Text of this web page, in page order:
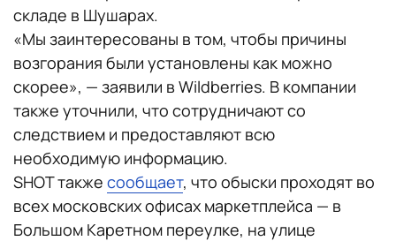
складе в Шушарах.
«Мы заинтересованы в том, чтобы причины
возгорания были установлены как можно
скорее»‎, — заявили в Wildberries. В компании
также уточнили, что сотрудничают со
следствием и предоставляют всю
необходимую информацию.
SHOT также сообщает, что обыски проходят во
всех московских офисах маркетплейса — в
Большом Каретном переулке, на улице